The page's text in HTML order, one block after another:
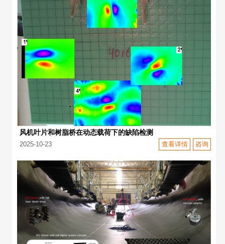
风机叶片和树脂桥在动态载荷下的缺陷检测
2025-10-23 查看详情 咨询